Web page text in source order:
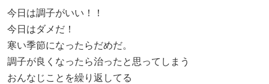
今日は調子がいい！！
今日はダメだ！
寒い季節になったらだめだ。
調子が良くなったら治ったと思ってしまう
おんなじことを繰り返してる